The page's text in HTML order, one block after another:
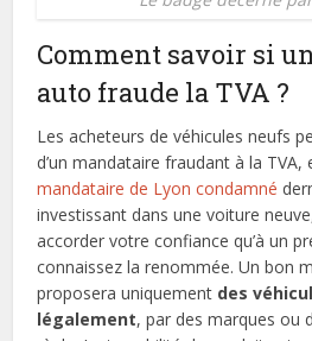
Comment savoir si
auto fraude la TVA ?
Les acheteurs de véhicules neufs
d’un mandataire fraudant à la
mandataire de Lyon condamné
investissant dans une voiture
accorder votre confiance qu’à un
connaissez la renommée. Un bon
proposera uniquement des
légalement, par des marques ou